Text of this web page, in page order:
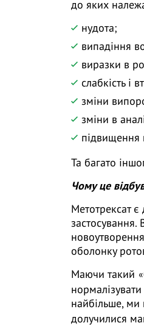
до яких
нудота;
випадіння
виразки в
слабкість і
зміни
зміни в
підвищення
Та багато
Чому це
Метотрексат
застосування.
оболонку
Маючи такий
найбільше, ми
долучилися